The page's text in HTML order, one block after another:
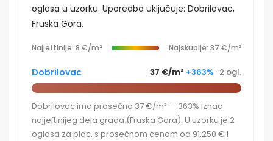
oglasa u uzorku. Uporedba uključuje: Dobrilovac,
Fruska Gora.
Najjeftinije: 8 €/m² Najskuplje: 37 €/m²
Dobrilovac 37 €/m² +363% · 2 ogl.
Dobrilovac ima prosečno 37 €/m² — 363% iznad
najjeftinijeg dela grada (Fruska Gora). U uzorku je 2
oglasa za plac, s prosečnom cenom od 91.250 € i